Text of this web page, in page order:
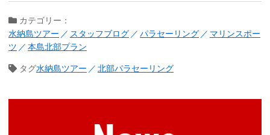
カテゴリー：
水納島ツアー
スタッフブログ パラセーリング
マリンスポー
ツ
本島北部プラン
タグ水納島ツアー 北部パラセーリング